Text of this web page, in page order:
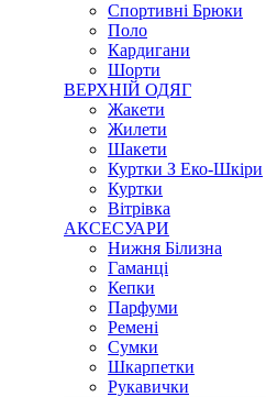
Спортивні Брюки
Поло
Кардигани
Шорти
ВЕРХНІЙ ОДЯГ
Жакети
Жилети
Шакети
Куртки З Еко-Шкіри
Куртки
Вітрівка
АКСЕСУАРИ
Нижня Білизна
Гаманці
Кепки
Парфуми
Ремені
Сумки
Шкарпетки
Рукавички